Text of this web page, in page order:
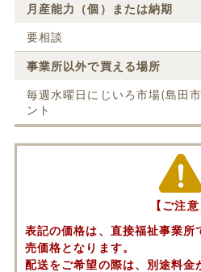
月産能力（個）または納期
要相談
事業所以外で買える場所
毎週水曜日にじいろ市場(島田
ント
【ご注意
表記の価格は、直接福祉事業所
売価格となります。
配送をご希望の際は、別途料金